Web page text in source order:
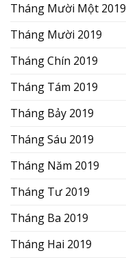
Tháng Mười Một 2019
Tháng Mười 2019
Tháng Chín 2019
Tháng Tám 2019
Tháng Bảy 2019
Tháng Sáu 2019
Tháng Năm 2019
Tháng Tư 2019
Tháng Ba 2019
Tháng Hai 2019